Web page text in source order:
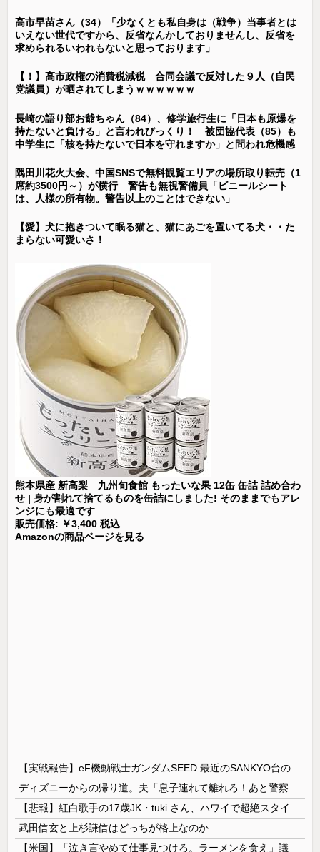
高市早苗さん（34）「少なくとも私自身は（戦争）当事者とは
いえない世代ですから、反省なんかしておりませんし、反省を
求められるいわれもないと思っております」
【！】高市政権の消費税減税 合同会議で反対した９人（自民
党議員）が晒されてしまうｗｗｗｗｗｗ
長崎の語り部お爺ちゃん（84）、修学旅行生に「日本も原爆を
持たないと負ける」と言われびっくり！ 被団協代表（85）も
中学生に「核を持たないで日本を守れますか」と問われ危機感
隅田川花火大会、中国SNSで無料観覧エリアの場所取り転売（1
席約3500円～）が横行 警告も無視警備員「ビニールシート
は、人様の所有物。警告以上のことはできない」
【愛】犬に抱きついて眠る猫と、猫にあごを置いてる犬・・た
まらない可愛いさ！
熊本県産 新高梨 九州旬食館 もったいな果 12缶 缶詰 詰め合わ
せ | 身が割れて捨てるものを缶詰にしました! そのままでもアレ
ンジにも最適です
販売価格: ￥3,400 税込
Amazonの商品ページを見る
武田信玄と上杉謙信はどっちが格上なのか